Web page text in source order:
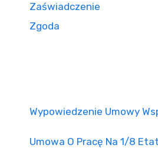
Zaświadczenie
Zgoda
Wypowiedzenie Umowy
Umowa O Pracę Na 1/8